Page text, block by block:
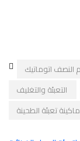
النصف اتوماتيك
التعبئة والتغليف
ماكينة تعبئة الطحينة